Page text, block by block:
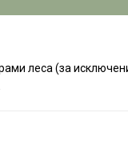
леса (за